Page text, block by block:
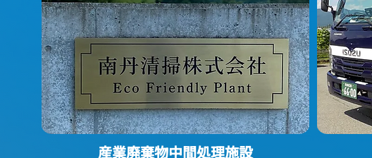
産業廃棄物中間処理施設